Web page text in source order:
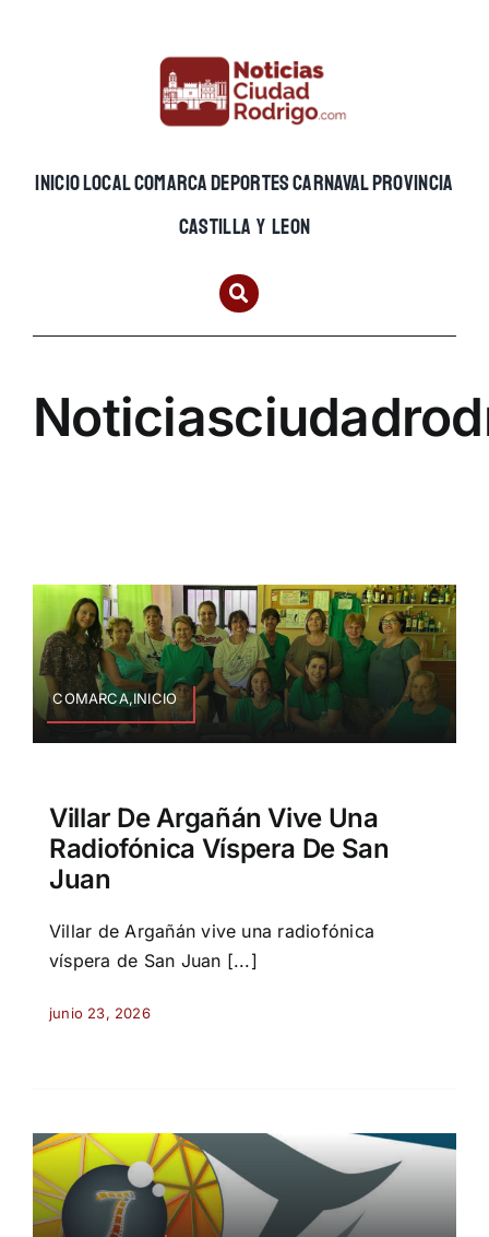
INICIOLOCALCOMARCADEPORTESCARNAVALPROVINCIA
CASTILLA Y LEON
COMARCA,INICIO
Villar De Argañán Vive Una
Radiofónica Víspera De San
Juan
Villar de Argañán vive una radiofónica
víspera de San Juan [...]
junio 23, 2026